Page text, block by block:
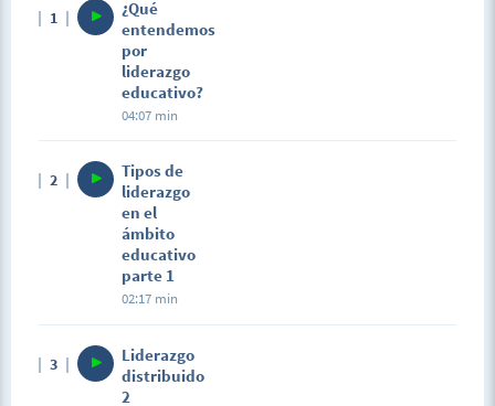
todo actor educativo.
1
¿Qué
entendemos
por
liderazgo
educativo?
04:07 min
2
Tipos de
liderazgo
en el
ámbito
educativo
parte 1
02:17 min
3
Liderazgo
distribuido
2